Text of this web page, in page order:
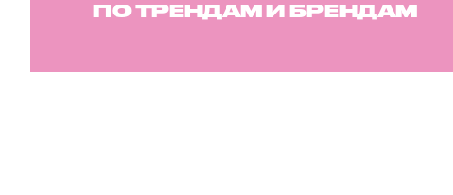
ПО ТРЕНДАМ И БРЕНДАМ